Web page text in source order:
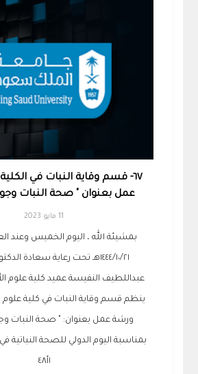
٦٧- قسم وقاية النبات في
عمل بعنوان " صحة النبات
11 مايو 2023
‏بمشيئة الله ، اليوم الخميس وعند
١٤٤٤/١٠/٢١هـ تحت رعاية سعادة
عبداللطيف النفيسة عميد كلية علوم
ينظم قسم وقاية النبات في كلية علوم
ورشة عمل بعنوان: " صحة النبات
بمناسبة اليوم الدولي للصحة النباتية
١أ٤٨